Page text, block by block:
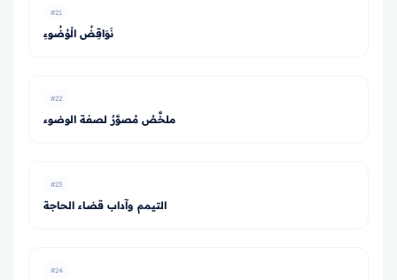
#21
نَوَاقِضُ الْوُضُوءِ
#22
ملخَّصٌ مُصوَّرٌ لصفة الوضوء
#23
التيمم وآداب قضاء الحاجة
#24